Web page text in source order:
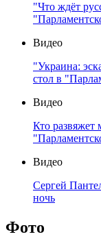
"Что ждёт
Видео
"Украина:
стол в
Видео
Кто развяжет
Видео
Сергей
ночь
Фото